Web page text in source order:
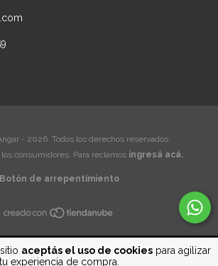
aceptás el uso de cookiespara agilizar
tu experiencia de compra.
- 2026. Todos los derechos reservados.
consumidores. Para reclamos ingresá acá.
Botón de arrepentimiento